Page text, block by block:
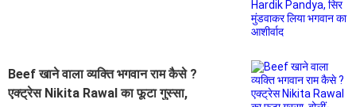
Beef खाने वाला व्यक्ति भगवान राम कैसे ?
एक्ट्रेस Nikita Rawal का फूटा गुस्सा,